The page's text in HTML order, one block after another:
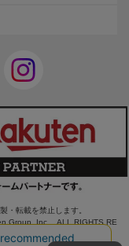
・転載を禁止します。
Group, Inc. ALL RIGHTS RE